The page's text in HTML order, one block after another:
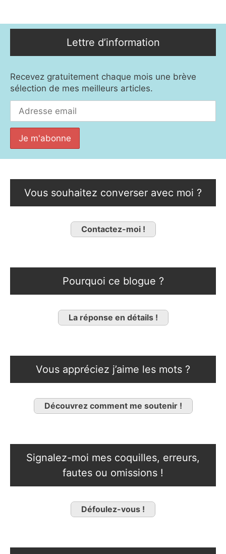
Lettre d’information
Recevez gratuitement chaque mois une brève
sélection de mes meilleurs articles.
Vous souhaitez converser avec moi ?
Contactez-moi !
Pourquoi ce blogue ?
La réponse en détails !
Vous appréciez j’aime les mots ?
Découvrez comment me soutenir !
Signalez-moi mes coquilles, erreurs,
fautes ou omissions !
Défoulez-vous !